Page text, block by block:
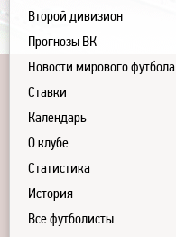
Второй дивизион
Прогнозы ВК
Новости мирового футбола
Ставки
Календарь
О клубе
Статистика
История
Все футболисты